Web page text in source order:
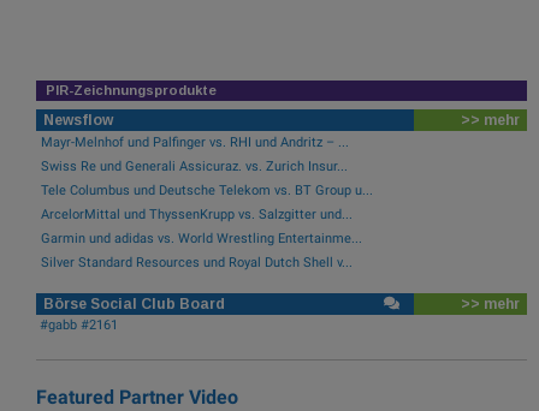
PIR-Zeichnungsprodukte
Newsflow >> mehr
Mayr-Melnhof und Palfinger vs. RHI und Andritz – ...
Swiss Re und Generali Assicuraz. vs. Zurich Insur...
Tele Columbus und Deutsche Telekom vs. BT Group u...
ArcelorMittal und ThyssenKrupp vs. Salzgitter und...
Garmin und adidas vs. World Wrestling Entertainme...
Silver Standard Resources und Royal Dutch Shell v...
Börse Social Club Board >> mehr
#gabb #2161
Featured Partner Video